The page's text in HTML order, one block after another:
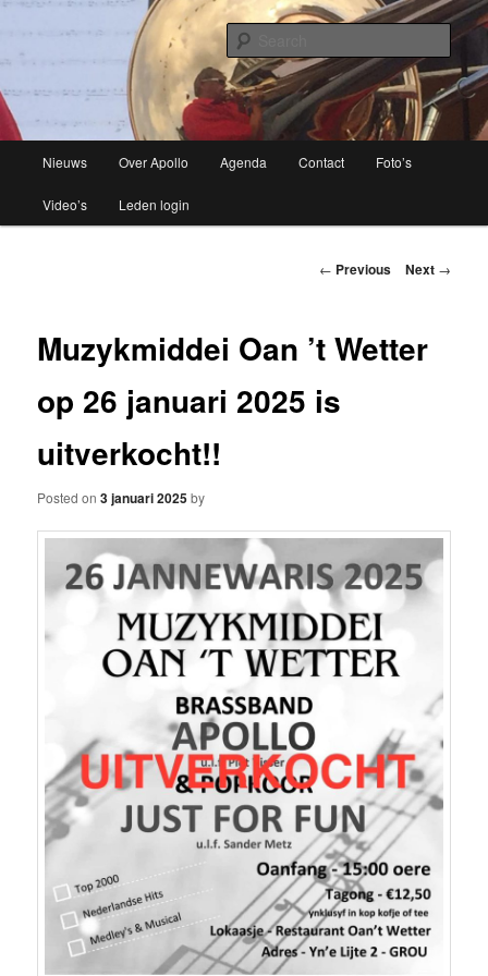
Apollo Grou
Brassband
Skip
to
Nieuws Over Apollo Agenda Contact Foto’s
Video’s Leden login
Post
← Previous Next →
Muzykmiddei Oan ’t Wetter
op 26 januari 2025 is
uitverkocht!!
Posted on3 januari 2025by